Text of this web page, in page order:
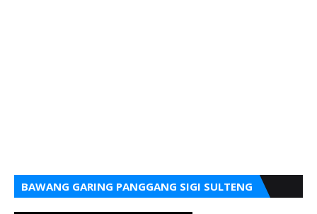
BAWANG GARING PANGGANG SIGI SULTENG